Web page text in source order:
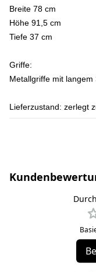
Breite 78 cm
Höhe 91,5 cm
Tiefe 37 cm
Griffe:
Metallgriffe mit langem
Lieferzustand: zerlegt